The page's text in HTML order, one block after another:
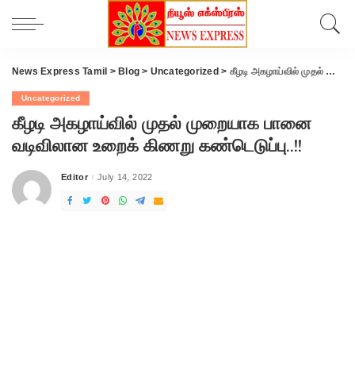
News Express Tamil > Blog > Uncategorized > கீழடி அகழாய்வில் முதல் முறையாக பானை வடிவிலான உறைக் கிணறு கண்டெடுப்பு..!!
Uncategorized
கீழடி அகழாய்வில் முதல் முறையாக பானை
வடிவிலான உறைக் கிணறு கண்டெடுப்பு..!!
Posted
Editor July 14, 2022